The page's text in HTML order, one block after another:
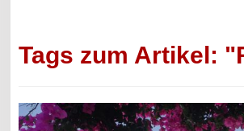
Tags zum Artikel: